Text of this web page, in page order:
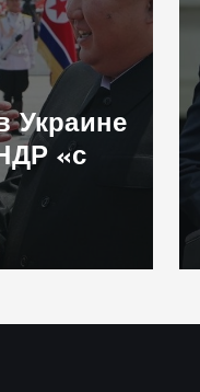
Украине
«с